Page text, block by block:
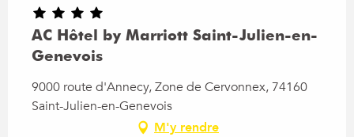
AC Hôtel by Marriott Saint-Julien-en-
Genevois
9000 route d'Annecy, Zone de Cervonnex, 74160
Saint-Julien-en-Genevois
M'y rendre